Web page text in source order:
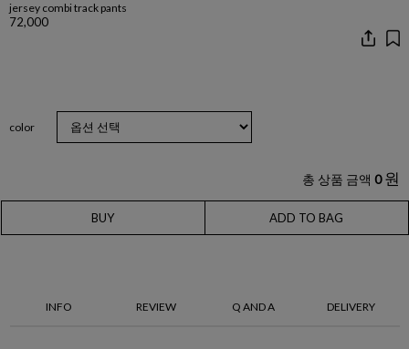
jersey combi track pants
72,000
color
총 상품 금액 0 원
BUY ADD TO BAG
INFO REVIEW Q AND A DELIVERY